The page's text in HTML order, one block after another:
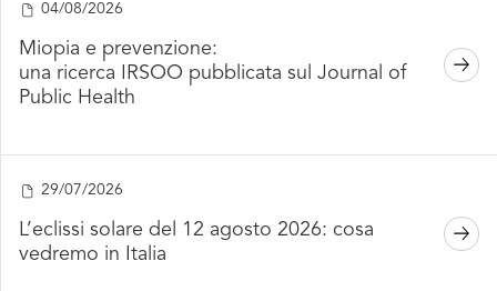
04/08/2026
Miopia e prevenzione:
una ricerca IRSOO pubblicata sul Journal of
Public Health
29/07/2026
L’eclissi solare del 12 agosto 2026: cosa
vedremo in Italia